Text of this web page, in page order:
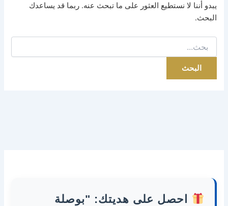
يبدو أننا لا نستطيع العثور على ما تبحث عنه. ربما قد يساعدك
البحث.
عن:
احصل على هديتك: "بوصلة